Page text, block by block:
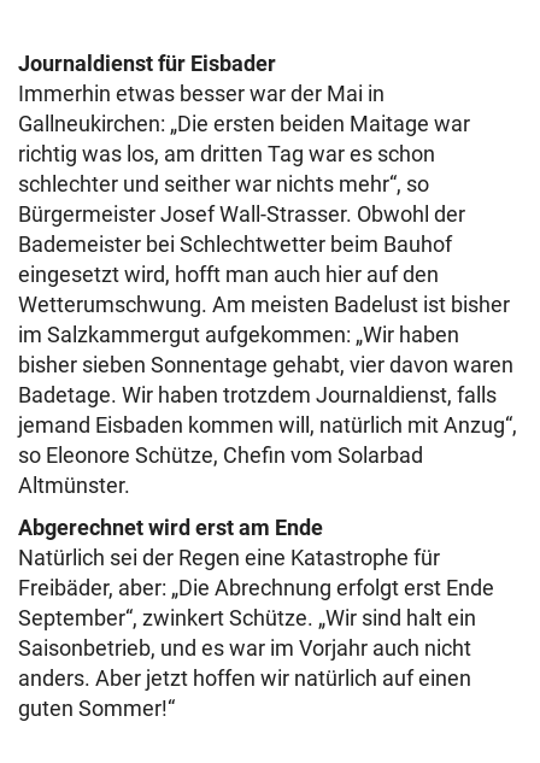
Journaldienst für Eisbader
Immerhin etwas besser war der Mai in
Gallneukirchen: „Die ersten beiden Maitage war
richtig was los, am dritten Tag war es schon
schlechter und seither war nichts mehr“, so
Bürgermeister Josef Wall-Strasser. Obwohl der
Bademeister bei Schlechtwetter beim Bauhof
eingesetzt wird, hofft man auch hier auf den
Wetterumschwung. Am meisten Badelust ist bisher
im Salzkammergut aufgekommen: „Wir haben
bisher sieben Sonnentage gehabt, vier davon waren
Badetage. Wir haben trotzdem Journaldienst, falls
jemand Eisbaden kommen will, natürlich mit Anzug“,
so Eleonore Schütze, Chefin vom Solarbad
Altmünster.
Abgerechnet wird erst am Ende
Natürlich sei der Regen eine Katastrophe für
Freibäder, aber: „Die Abrechnung erfolgt erst Ende
September“, zwinkert Schütze. „Wir sind halt ein
Saisonbetrieb, und es war im Vorjahr auch nicht
anders. Aber jetzt hoffen wir natürlich auf einen
guten Sommer!“